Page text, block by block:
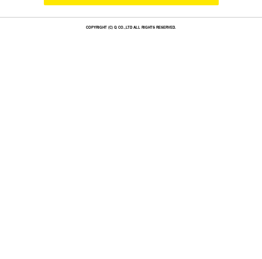
COPYRIGHT (C) Q CO.,LTD ALL RIGHTS RESERVED.